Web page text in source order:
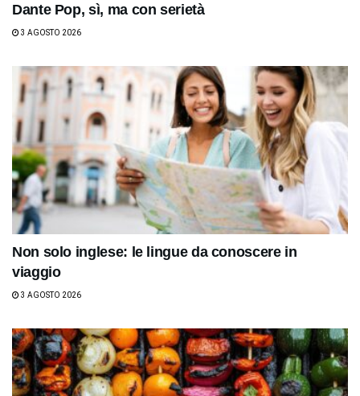
Dante Pop, sì, ma con serietà
3 AGOSTO 2026
Non solo inglese: le lingue da conoscere in
viaggio
3 AGOSTO 2026